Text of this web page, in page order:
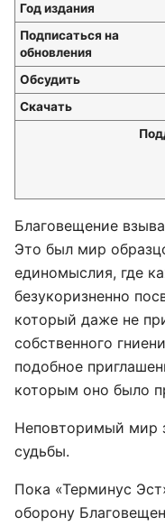
Год издания
Подписаться на
обновления
Обсудить
Скачать
Благовещение
Это был мир
единомыслия, где
безукоризненно
который даже не
собственного
подобное
которым оно было
Неповторимый мир
судьбы.
Пока «Терминус
оборону